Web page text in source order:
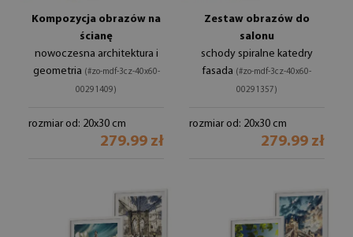
Kompozycja obrazów na
ścianę
nowoczesna architektura i
geometria (#zo-mdf-3cz-40x60-
00291409)
rozmiar od: 20x30 cm
279.99 zł
Zestaw obrazów do
salonu
schody spiralne katedry
fasada (#zo-mdf-3cz-40x60-
00291357)
rozmiar od: 20x30 cm
279.99 zł